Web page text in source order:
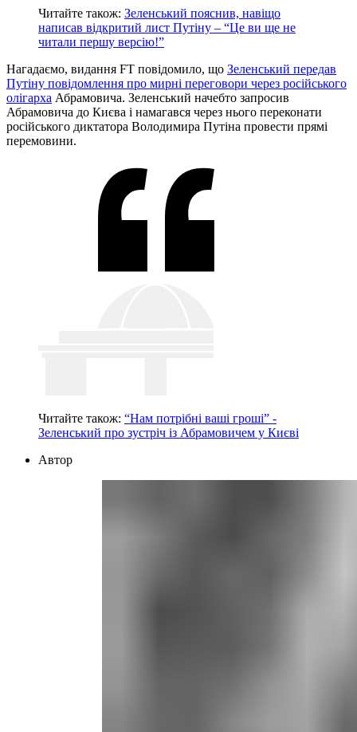
Читайте також: Зеленський пояснив, навіщо
написав відкритий лист Путіну – “Це ви ще не
читали першу версію!”
Нагадаємо, видання FT повідомило, що Зеленський передав
Путіну повідомлення про мирні переговори через російського
олігарха Абрамовича. Зеленський начебто запросив
Абрамовича до Києва і намагався через нього переконати
російського диктатора Володимира Путіна провести прямі
перемовини.
Читайте також: “Нам потрібні ваші гроші” -
Зеленський про зустріч із Абрамовичем у Києві
Автор